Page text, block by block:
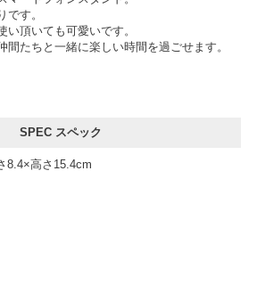
です。
い頂いても可愛いです。
間たちと一緒に楽しい時間を過ごせます。
SPEC スペック
8.4×高さ15.4cm